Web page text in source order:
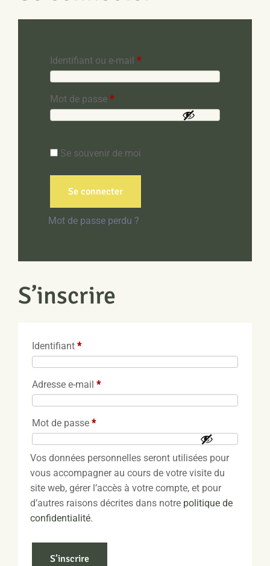
Identifiant ou e-mail *Obligatoire
Mot de passe *Obligatoire
Se souvenir de moi
Se connecter
Mot de passe perdu ?
S’inscrire
Identifiant *Obligatoire
Adresse e-mail *Obligatoire
Mot de passe *Obligatoire
Vos données personnelles seront utilisées pour
vous accompagner au cours de votre visite du
site web, gérer l’accès à votre compte, et pour
d’autres raisons décrites dans notre politique de
confidentialité.
S’inscrire